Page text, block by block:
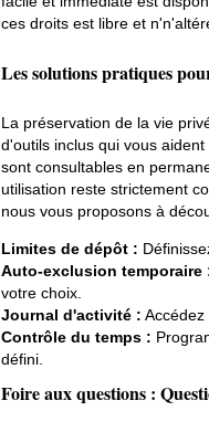
ces droits est libre et
Les solutions pratiques
La préservation de la vie
d'outils inclus qui vous
sont consultables en
utilisation reste strictement
nous vous proposons à
Limites de dépôt :
Auto-exclusion temporaire
votre choix.
Journal d'activité :
Contrôle du temps :
défini.
Foire aux questions :